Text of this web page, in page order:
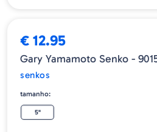
€ 12.95
Gary Yamamoto Senko -
senkos
tamanho:
5"